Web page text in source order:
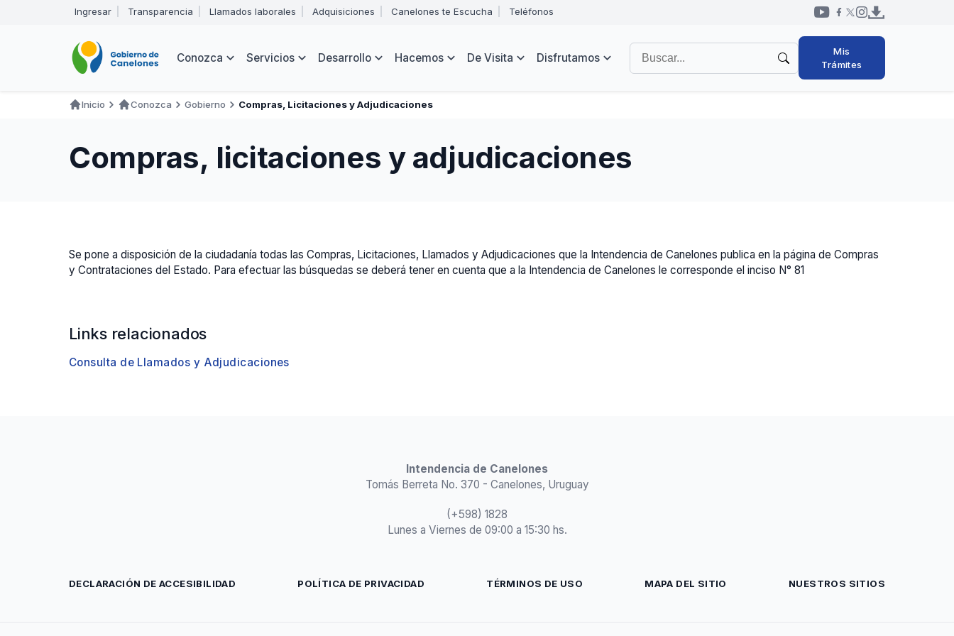
de
Abrir
menú
navegación
Ingresar Transparencia Llamados laborales Adquisiciones Canelones te Escucha Teléfonos
Redes
sociales
cabezal
Navegación
Conozca Servicios Desarrollo Hacemos De Visita Disfrutamos
Buscar
en
el
Mis
Trámites
navegación
Inicio Conozca Gobierno Compras, Licitaciones y Adjudicaciones
Compras, licitaciones y adjudicaciones
Se pone a disposición de la ciudadanía todas las Compras, Licitaciones, Llamados y Adjudicaciones que la Intendencia de Canelones publica en la página de Compras
y Contrataciones del Estado. Para efectuar las búsquedas se deberá tener en cuenta que a la Intendencia de Canelones le corresponde el inciso N° 81
Links relacionados
Consulta de Llamados y Adjudicaciones
Intendencia de Canelones
Tomás Berreta No. 370 - Canelones, Uruguay
(+598) 1828
Lunes a Viernes de 09:00 a 15:30 hs.
DECLARACIÓN DE ACCESIBILIDAD POLÍTICA DE PRIVACIDAD TÉRMINOS DE USO MAPA DEL SITIO NUESTROS SITIOS